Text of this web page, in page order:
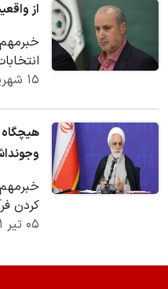
از
دارد.
۱۵ شهریور ۱۴۰۱
هیچگاه
کردن
یک
۰۵ تیر ۱۴۰۱